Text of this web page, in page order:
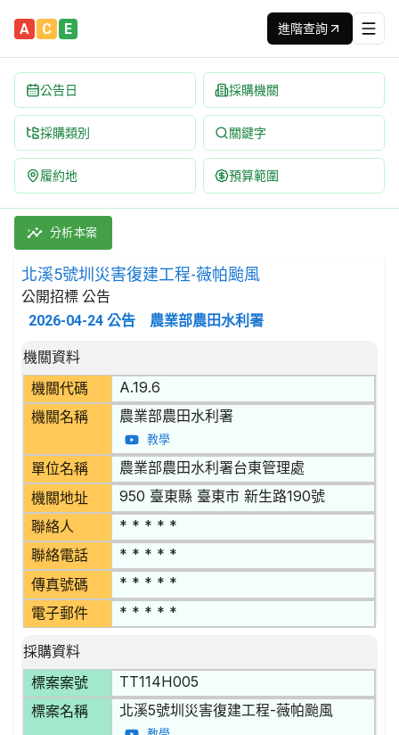
A C E 進階查詢
公告日 採購機關
採購類別 關鍵字
履約地 預算範圍
北溪5號圳災害復建工程-薇帕颱風 招標公告 | 案號：
採購類別：工程類 水道、海港、水壩及其他水利工程 | 招
分析本案
北溪5號圳災害復建工程-薇帕颱風
公開招標 公告
2026-04-24 公告 農業部農田水利署
招標公告詳細內容
機關資料
機關代碼
A.19.6
機關名稱 農業部農田水利署
教學
單位名稱 農業部農田水利署台東管理處
機關地址 950 臺東縣 臺東市 新生路190號
聯絡人 * * * * *
聯絡電話 * * * * *
傳真號碼 * * * * *
電子郵件 * * * * *
採購資料
標案案號
TT114H005
標案名稱 北溪5號圳災害復建工程-薇帕颱風